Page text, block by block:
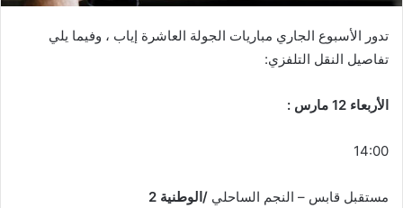
تدور الأسبوع الجاري مباريات الجولة العاشرة إياب ، وفيما يلي
تفاصيل النقل التلفزي:
الأربعاء 12 مارس :
14:00
مستقبل قابس – النجم الساحلي /الوطنية 2